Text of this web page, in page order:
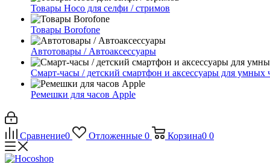
Товары Hoco для селфи / стримов
Товары Borofone
Автотовары / Автоаксессуары
Смарт-часы / детский смартфон и аксессуары для умных
Ремешки для часов Apple
Сравнение0 Отложенные 0 Корзина0 0